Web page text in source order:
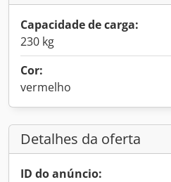
Capacidade de carga:
230 kg
Cor:
vermelho
Detalhes da oferta
ID do anúncio: